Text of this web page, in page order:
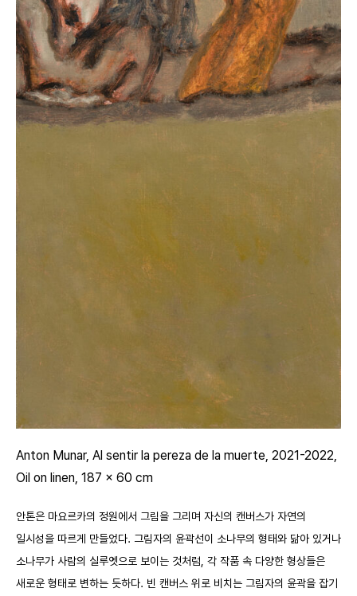
Anton Munar, Al sentir la pereza de la muerte, 2021-2022,
Oil on linen, 187 x 60 cm
안톤은 마요르카의 정원에서 그림을 그리며 자신의 캔버스가 자연의
일시성을 따르게 만들었다. 그림자의 윤곽선이 소나무의 형태와 닮아 있거나
소나무가 사람의 실루엣으로 보이는 것처럼, 각 작품 속 다양한 형상들은
새로운 형태로 변하는 듯하다. 빈 캔버스 위로 비치는 그림자의 윤곽을 잡기